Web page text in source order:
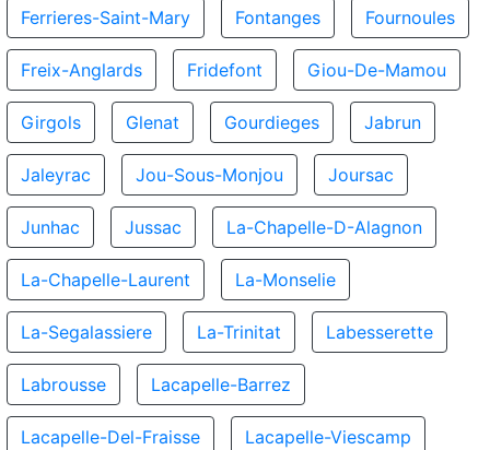
Ferrieres-Saint-Mary Fontanges Fournoules
Freix-Anglards Fridefont Giou-De-Mamou
Girgols Glenat Gourdieges Jabrun
Jaleyrac Jou-Sous-Monjou Joursac
Junhac Jussac La-Chapelle-D-Alagnon
La-Chapelle-Laurent La-Monselie
La-Segalassiere La-Trinitat Labesserette
Labrousse Lacapelle-Barrez
Lacapelle-Del-Fraisse Lacapelle-Viescamp